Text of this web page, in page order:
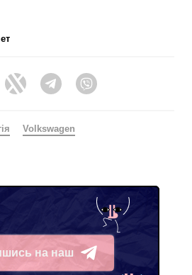
Twitter Telegram
Volkswagen
на наш